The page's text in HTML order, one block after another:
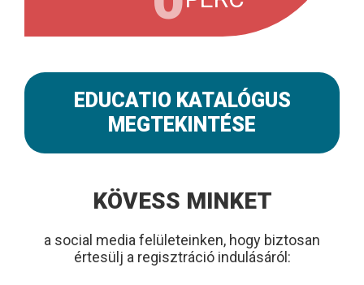
EDUCATIO KATALÓGUS
MEGTEKINTÉSE
KÖVESS MINKET
a social media felületeinken, hogy biztosan
értesülj a regisztráció indulásáról: